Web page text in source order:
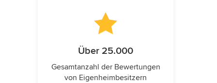
Über 25.000
Gesamtanzahl der Bewertungen
von Eigenheimbesitzern